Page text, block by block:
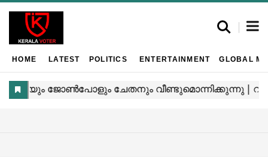
HOME LATEST POLITICS ENTERTAINMENT GLOBAL